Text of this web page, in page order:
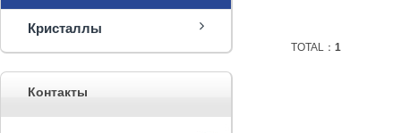
Кристаллы
Контакты
TOTAL： 1